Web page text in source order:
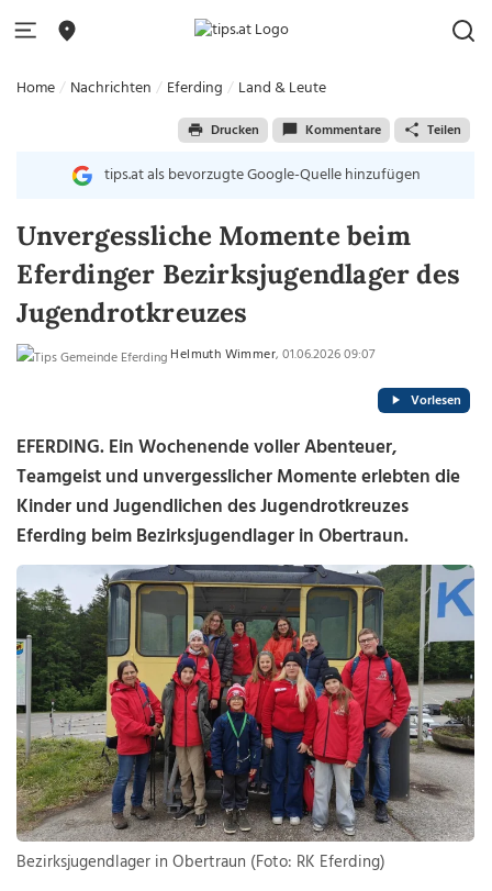
Home Nachrichten Eferding Land & Leute
Drucken Kommentare Teilen
tips.at als bevorzugte Google-Quelle hinzufügen
Unvergessliche Momente beim
Eferdinger Bezirksjugendlager des
Jugendrotkreuzes
Helmuth Wimmer, 01.06.2026 09:07
Vorlesen
EFERDING. Ein Wochenende voller Abenteuer,
Teamgeist und unvergesslicher Momente erlebten die
Kinder und Jugendlichen des Jugendrotkreuzes
Eferding beim Bezirksjugendlager in Obertraun.
Bezirksjugendlager in Obertraun (Foto: RK Eferding)